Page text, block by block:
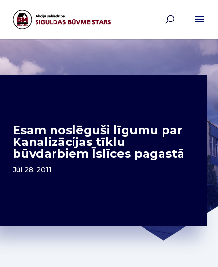
Esam noslēguši līgumu par
Kanalizācijas tīklu
būvdarbiem Īslīces pagastā
Jūl 28, 2011